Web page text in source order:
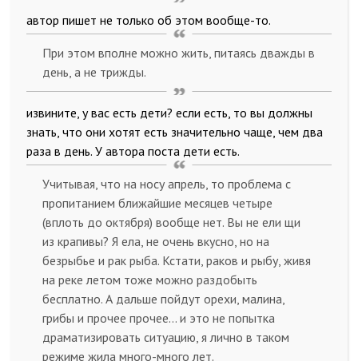
автор пишет не только об этом вообще-то.
При этом вполне можно жить, питаясь дважды в
день, а не трижды.
извините, у вас есть дети? если есть, то вы должны
знать, что они хотят есть значительно чаще, чем два
раза в день. У автора поста дети есть.
Учитывая, что на носу апрель, то проблема с
пропитанием ближайшие месяцев четыре
(вплоть до октября) вообще нет. Вы не ели щи
из крапивы? Я ела, не очень вкусно, но на
безрыбье и рак рыба. Кстати, раков и рыбу, живя
на реке летом тоже можно раздобыть
бесплатно. А дальше пойдут орехи, малина,
грибы и прочее прочее… и это не попытка
драматизировать ситуацию, я лично в таком
режиме жила много-много лет.